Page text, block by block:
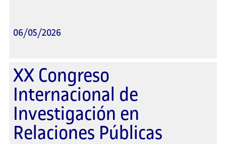
06/05/2026
XX Congreso
Internacional de
Investigación en
Relaciones Públicas